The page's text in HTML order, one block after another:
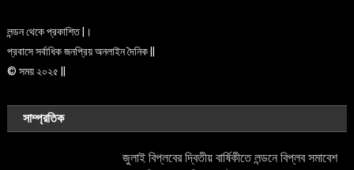
লন্ডন থেকে প্রকাশিত |।
প্রবাসে সর্বাধিক জনপ্রিয় অনলাইন দৈনিক ||
© সময় ২০২৫ ||
সাম্প্রতিক
জুলাই বিপ্লবের দ্বিতীয় বার্ষিকীতে লন্ডনে বিপ্লব সমাবেশ